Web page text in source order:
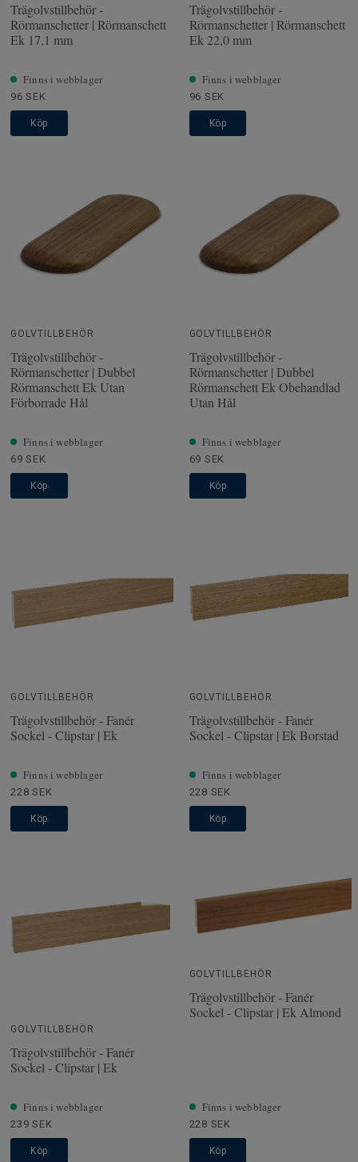
Trägolvstillbehör -
Rörmanschetter | Rörmanschett
Ek 17,1 mm
Finns i webblager
96 SEK
Köp
Trägolvstillbehör -
Rörmanschetter | Rörmanschett
Ek 22,0 mm
Finns i webblager
96 SEK
Köp
GOLVTILLBEHÖR
Trägolvstillbehör -
Rörmanschetter | Dubbel
Rörmanschett Ek Utan
Förborrade Hål
Finns i webblager
69 SEK
Köp
GOLVTILLBEHÖR
Trägolvstillbehör -
Rörmanschetter | Dubbel
Rörmanschett Ek Obehandlad
Utan Hål
Finns i webblager
69 SEK
Köp
GOLVTILLBEHÖR
Trägolvstillbehör - Fanér
Sockel - Clipstar | Ek
Finns i webblager
228 SEK
Köp
GOLVTILLBEHÖR
Trägolvstillbehör - Fanér
Sockel - Clipstar | Ek Borstad
Finns i webblager
228 SEK
Köp
GOLVTILLBEHÖR
Trägolvstillbehör - Fanér
Sockel - Clipstar | Ek
Finns i webblager
239 SEK
Köp
GOLVTILLBEHÖR
Trägolvstillbehör - Fanér
Sockel - Clipstar | Ek Almond
Finns i webblager
228 SEK
Köp